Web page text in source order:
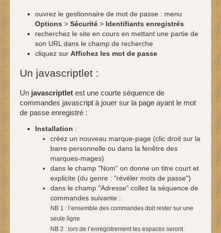
ouvrez le gestionnaire de mot de passe : menu
Options > Sécurité > Identifiants enregistrés
recherchez le site en cours en mettant une partie de
son URL dans le champ de recherche
cliquez sur Affichez les mot de passe
Un javascriptlet :
Un javascriptlet est une courte séquence de
commandes javascript à jouer sur la page ayant le mot
de passe enregistré :
Installation :
créez un nouveau marque-page (clic droit sur la
barre personnelle ou dans la fenêtre des
marques-mages)
dans le champ "Nom" on donne un titre court et
explicite (du genre : "révéler mots de passe")
dans le champ "Adresse" collez la séquence de
commandes suivante :
NB 1 : l’ensemble des commandes doit rester sur une
seule ligne
NB 2 : lors de l’enregistrement les espaces seront